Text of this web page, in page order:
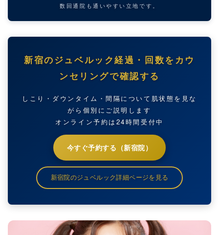
数回通院も通いやすい立地です。
新宿のジュベルック経過・回数をカウ
ンセリングで確認する
しこり・ダウンタイム・間隔について肌状態を見な
がら個別にご説明します
オンライン予約は24時間受付中
今すぐ予約する（新宿院）
新宿院のジュベルック詳細ページを見る